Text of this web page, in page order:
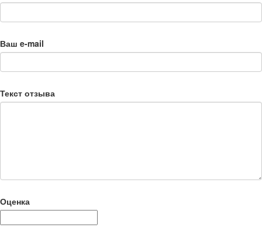
Ваш e-mail
Текст отзыва
Оценка